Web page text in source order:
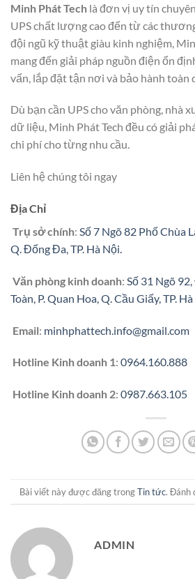
Minh Phát Tech là đơn vị uy tín
UPS chất lượng cao đến từ các
đội ngũ kỹ thuật giàu kinh nghiệm,
mang đến giải pháp nguồn điện ổn
vấn, lắp đặt tận nơi và bảo hành toàn
Dù bạn cần UPS cho văn phòng, nhà
dữ liệu, Minh Phát Tech đều có giải
chi phí cho từng nhu cầu.
Liên hệ chúng tôi ngay
Địa Chỉ
Trụ sở chính: Số 7 Ngõ 82 Phố Chùa
Q. Đống Đa, TP. Hà Nội.
Văn phòng kinh doanh: Số 31 Ngõ
Toàn, P. Quan Hoa, Q. Cầu Giấy, TP. Hà
Email: minhphattech.info@gmail.com
Hotline Kinh doanh 1: 0964.160.888
Hotline Kinh doanh 2: 0987.663.105
Bài viết này được đăng trongTin tức. Đánh
ADMIN